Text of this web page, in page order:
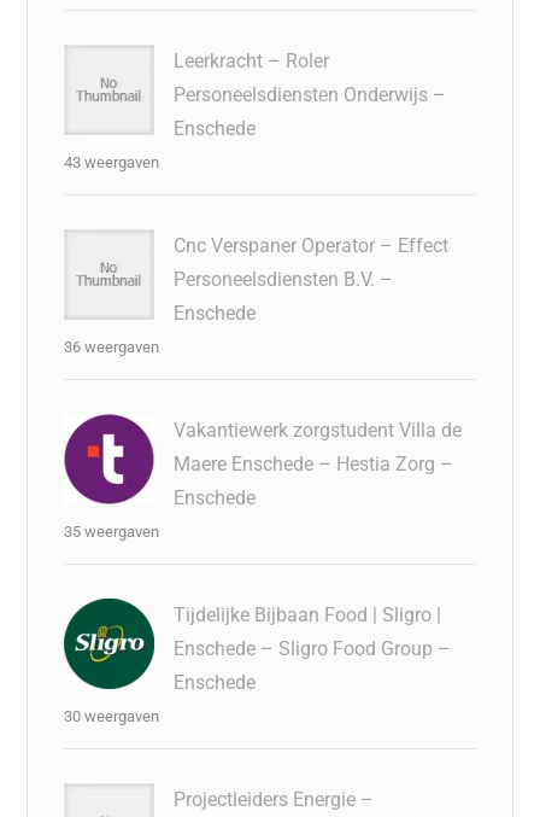
Leerkracht – Roler
Personeelsdiensten Onderwijs –
Enschede
43 weergaven
Cnc Verspaner Operator – Effect
Personeelsdiensten B.V. –
Enschede
36 weergaven
Vakantiewerk zorgstudent Villa de
Maere Enschede – Hestia Zorg –
Enschede
35 weergaven
Tijdelijke Bijbaan Food | Sligro |
Enschede – Sligro Food Group –
Enschede
30 weergaven
Projectleiders Energie –